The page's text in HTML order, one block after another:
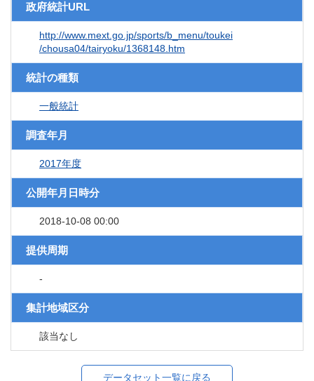
政府統計URL
http://www.mext.go.jp/sports/b_menu/toukei
/chousa04/tairyoku/1368148.htm
統計の種類
一般統計
調査年月
2017年度
公開年月日時分
2018-10-08 00:00
提供周期
-
集計地域区分
該当なし
データセット一覧に戻る